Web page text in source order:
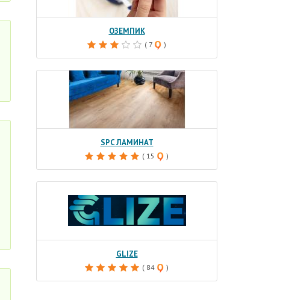
ОЗЕМПИК
( 7 )
SPC ЛАМИНАТ
( 15 )
GLIZE
( 84 )